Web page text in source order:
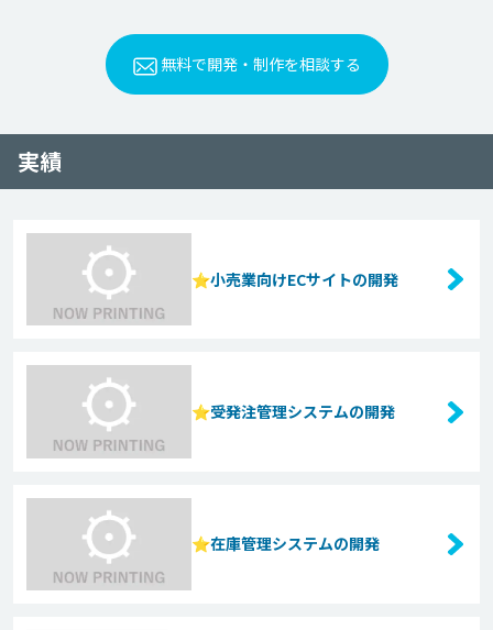
無料で開発・制作を相談する
実績
⭐️小売業向けECサイトの開発
⭐️受発注管理システムの開発
⭐️在庫管理システムの開発